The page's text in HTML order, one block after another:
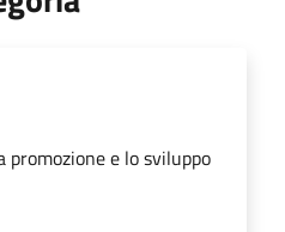
promozione e lo sviluppo